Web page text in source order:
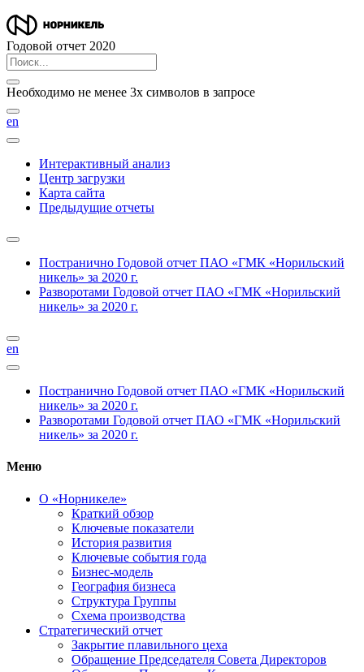
Годовой отчет 2020
Необходимо не менее 3х символов в запросе
en
Интерактивный анализ
Центр загрузки
Карта сайта
Предыдущие отчеты
Постранично Годовой отчет ПАО «ГМК «Норильский
никель» за 2020 г.
Разворотами Годовой отчет ПАО «ГМК «Норильский
никель» за 2020 г.
en
Постранично Годовой отчет ПАО «ГМК «Норильский
никель» за 2020 г.
Разворотами Годовой отчет ПАО «ГМК «Норильский
никель» за 2020 г.
Меню
О «Норникеле»
Краткий обзор
Ключевые показатели
История развития
Ключевые события года
Бизнес-модель
География бизнеса
Структура Группы
Схема производства
Стратегический отчет
Закрытие плавильного цеха
Обращение Председателя Совета Директоров